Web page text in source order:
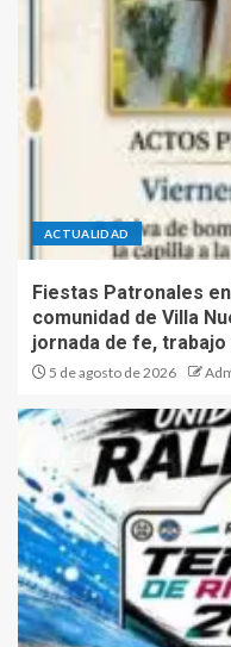
ACTUALIDAD
Fiestas Patronales
comunidad de Villa
jornada de fe,
5 de agosto de 2026